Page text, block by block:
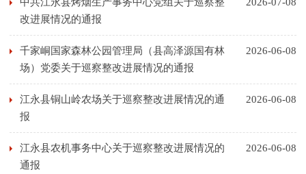
改进展情况的通报
2026-06-08
千家峒国家森林公园管理局（县高泽源国有林
场）党委关于巡察整改进展情况的通报
2026-06-08
江永县铜山岭农场关于巡察整改进展情况的通
报
2026-06-08
江永县农机事务中心关于巡察整改进展情况的
通报